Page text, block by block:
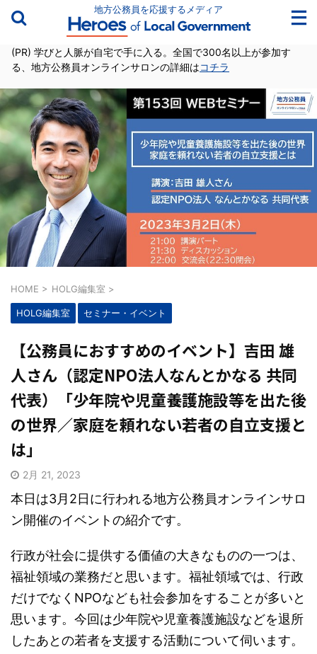
地方公務員を応援するメディア
(PR) 学びと人脈が自宅で手に入る。全国で300名以上が参加す
る、地方公務員オンラインサロンの詳細はコチラ
HOME > HOLG編集室 >
HOLG編集室 セミナー・イベント
【公務員におすすめのイベント】吉田 雄
人さん（認定NPO法人なんとかなる 共同
代表）「少年院や児童養護施設等を出た後
の世界／家庭を頼れない若者の自立支援と
は」
2月 21, 2023
本日は3月2日に行われる地方公務員オンラインサロ
ン開催のイベントの紹介です。
行政が社会に提供する価値の大きなものの一つは、
福祉領域の業務だと思います。福祉領域では、行政
だけでなくNPOなども社会参加をすることが多いと
思います。今回は少年院や児童養護施設などを退所
したあとの若者を支援する活動について伺います。